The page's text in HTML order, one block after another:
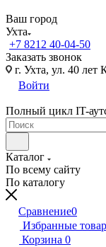
Ваш город
Ухта
+7 8212 40-04-50
Заказать звонок
г. Ухта, ул. 40
Войти
Полный цикл IT-
Каталог
По всему сайту
По каталогу
Сравнение0
Избранные
Корзина 0